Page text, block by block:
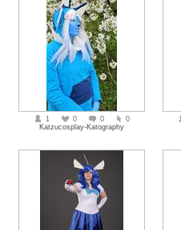
1 0 0
0
Katzucosplay-Katography